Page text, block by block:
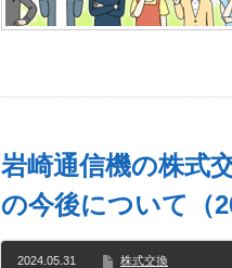
岩崎通信機の株式
の今後について（
2024.05.31 株式交換